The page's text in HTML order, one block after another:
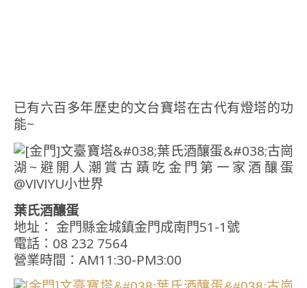
已有六百多年歷史的文台寶塔在古代有燈塔的功
能~
葉氏酒釀蛋
地址： 金門縣金城鎮金門成南門51-1號
電話：08 232 7564
營業時間：AM11:30-PM3:00